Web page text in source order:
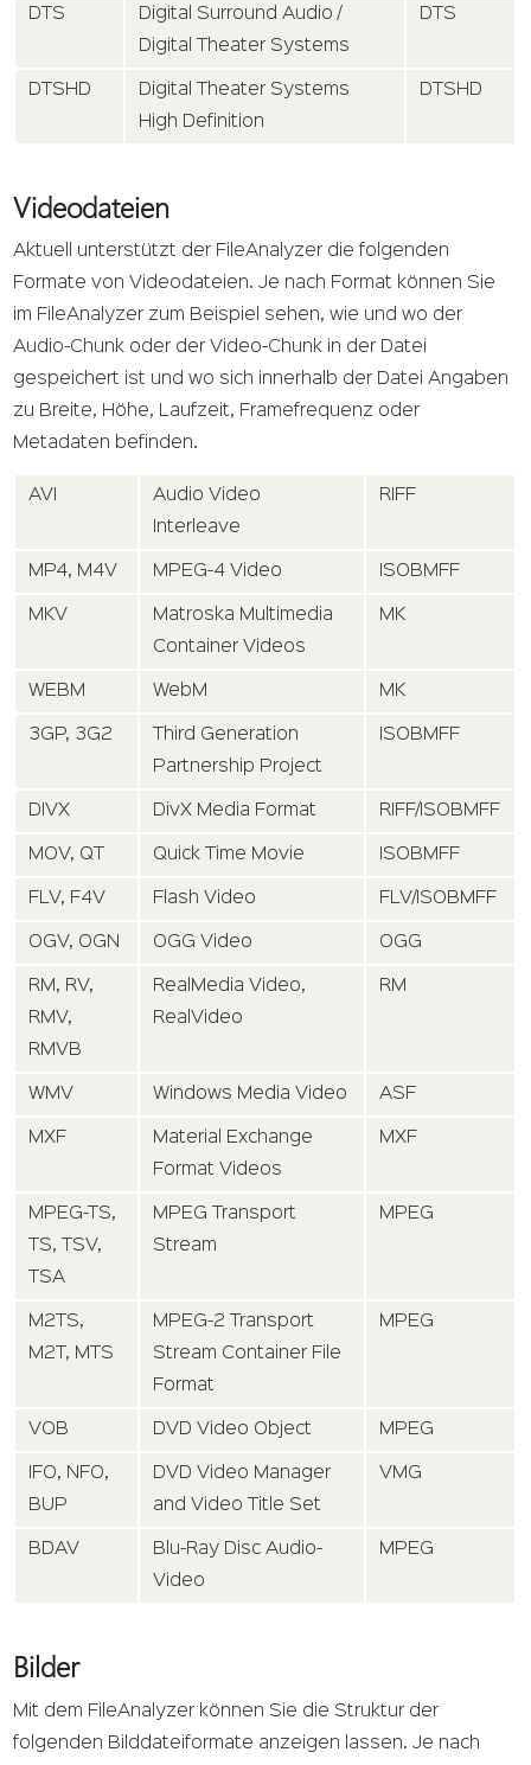
DTS
Digital Surround Audio /
Digital Theater Systems
DTS
DTSHD
Digital Theater Systems
High Definition
DTSHD
Videodateien
Aktuell unterstützt der FileAnalyzer die folgenden
Formate von Videodateien. Je nach Format können Sie
im FileAnalyzer zum Beispiel sehen, wie und wo der
Audio-Chunk oder der Video-Chunk in der Datei
gespeichert ist und wo sich innerhalb der Datei Angaben
zu Breite, Höhe, Laufzeit, Framefrequenz oder
Metadaten befinden.
AVI
Audio Video
Interleave
RIFF
MP4, M4V MPEG-4 Video ISOBMFF
MKV
Matroska Multimedia
Container Videos
MK
WEBM WebM MK
3GP, 3G2
Third Generation
Partnership Project
ISOBMFF
DIVX DivX Media Format RIFF/ISOBMFF
MOV, QT Quick Time Movie ISOBMFF
FLV, F4V Flash Video FLV/ISOBMFF
OGV, OGN OGG Video OGG
RM, RV,
RMV,
RMVB
RealMedia Video,
RealVideo
RM
WMV Windows Media Video ASF
MXF
Material Exchange
Format Videos
MXF
MPEG-TS,
TS, TSV,
TSA
MPEG Transport
Stream
MPEG
M2TS,
M2T, MTS
MPEG-2 Transport
Stream Container File
Format
MPEG
VOB DVD Video Object MPEG
IFO, NFO,
BUP
DVD Video Manager
and Video Title Set
VMG
BDAV
Blu-Ray Disc Audio-
Video
MPEG
Bilder
Mit dem FileAnalyzer können Sie die Struktur der
folgenden Bilddateiformate anzeigen lassen. Je nach